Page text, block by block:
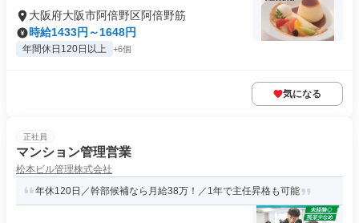
大阪府大阪市阿倍野区阿倍野筋
時給1433円～1648円
年間休日120日以上 +6個
気になる
正社員
マンション管理営業
松本ビル管理株式会社
年休120日／幹部候補なら月給38万！／1年で主任昇格も可能